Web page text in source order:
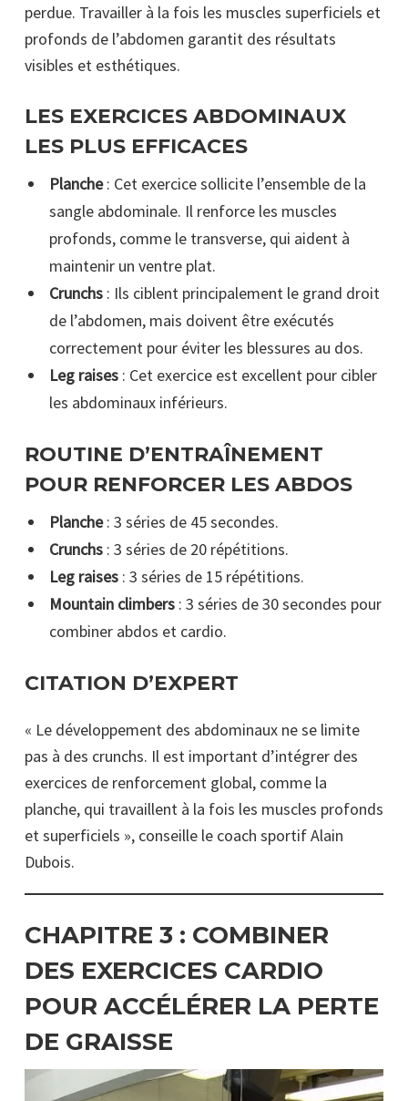
perdue. Travailler à la fois les muscles superficiels et
profonds de l’abdomen garantit des résultats
visibles et esthétiques.
LES EXERCICES ABDOMINAUX
LES PLUS EFFICACES
Planche: Cet exercice sollicite l’ensemble de la
sangle abdominale. Il renforce les muscles
profonds, comme le transverse, qui aident à
maintenir un ventre plat.
Crunchs: Ils ciblent principalement le grand droit
de l’abdomen, mais doivent être exécutés
correctement pour éviter les blessures au dos.
Leg raises: Cet exercice est excellent pour cibler
les abdominaux inférieurs.
ROUTINE D’ENTRAÎNEMENT
POUR RENFORCER LES ABDOS
Planche: 3 séries de 45 secondes.
Crunchs: 3 séries de 20 répétitions.
Leg raises: 3 séries de 15 répétitions.
Mountain climbers: 3 séries de 30 secondes pour
combiner abdos et cardio.
CITATION D’EXPERT
« Le développement des abdominaux ne se limite
pas à des crunchs. Il est important d’intégrer des
exercices de renforcement global, comme la
planche, qui travaillent à la fois les muscles profonds
et superficiels », conseille le coach sportif Alain
Dubois.
CHAPITRE 3 : COMBINER
DES EXERCICES CARDIO
POUR ACCÉLÉRER LA PERTE
DE GRAISSE